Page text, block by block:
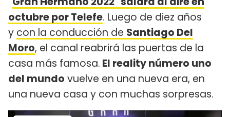
octubre por Telefe. Luego de diez años
y con la conducción de Santiago Del
Moro, el canal reabrirá las puertas de la
casa más famosa. El reality número uno
del mundo vuelve en una nueva era, en
una nueva casa y con muchas sorpresas.